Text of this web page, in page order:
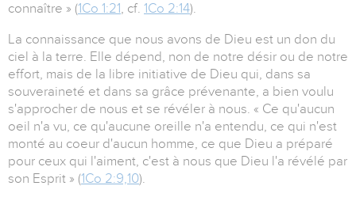
connaître » (1Co 1:21, cf. 1Co 2:14).
La connaissance que nous avons de Dieu est un don du
ciel à la terre. Elle dépend, non de notre désir ou de notre
effort, mais de la libre initiative de Dieu qui, dans sa
souveraineté et dans sa grâce prévenante, a bien voulu
s'approcher de nous et se révéler à nous. « Ce qu'aucun
oeil n'a vu, ce qu'aucune oreille n'a entendu, ce qui n'est
monté au coeur d'aucun homme, ce que Dieu a préparé
pour ceux qui l'aiment, c'est à nous que Dieu l'a révélé par
son Esprit » (1Co 2:9,10).